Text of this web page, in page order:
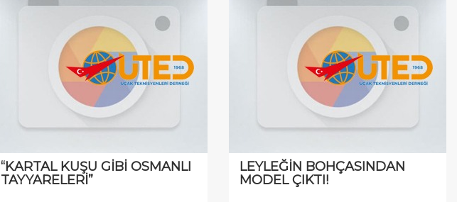
“KARTAL KUŞU GİBİ OSMANLI
TAYYARELERİ”
LEYLEĞİN BOHÇASINDAN
MODEL ÇIKTI!